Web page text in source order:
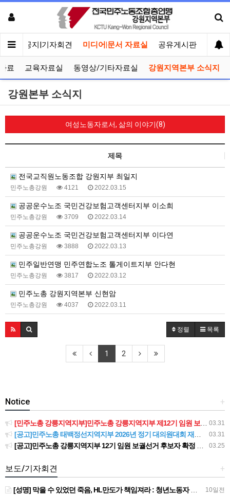
인 공지|기자회견 미디어|문서 자료실 공유게시판 선거
료 교육자료실 동영상/기타자료실 강원지역본부 소식지
강원본부 소식지
여성노동자로서, 삶의 이야기(8)
제목
전국교직원노동조합 강원지부 최일지
민주노총강원 4121 2022.03.15
공공운수노조 국민건강보험고객센터지부 이소희
민주노총강원 3709 2022.03.14
공공운수노조 국민건강보험고객센터지부 이다연
민주노총강원 3888 2022.03.13
민주일반연맹 민주연합노조 톨게이트지부 안다현
민주노총강원 3817 2022.03.12
민주노총 강원지역본부 신현암
민주노총강원 4037 2022.03.11
정렬 목록
1 2
+
Notice
03.31
[민주노총 강릉지역지부]민주노총 강릉지역지부 제12기 임원 보궐선거결과 공고
03.31
[공고]민주노총 태백정선지역지부 2026년 정기 대의원대회 재소집 건
03.25
[공고]민주노총 강릉지역지부 12기 임원 보궐선거 후보자 확정 공고
+
보도/기자회견
10일전
[성명] 막을 수 있었던 죽음, HL만도가 책임져라 : 청년노동자 사망사고의 철저한 진상규명과 재발방지 대책 마련하라